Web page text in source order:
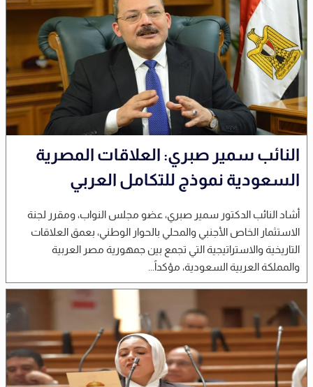
النائب سمير صبري: العلاقات المصرية
السعودية نموذج للتكامل العربي
أشاد النائب الدكتور سمير صبري، عضو مجلس النواب، ومقرر لجنة
الاستثمار الخاص الأجنبي والمحلي بالحوار الوطني، بعمق العلاقات
التاريخية والاستراتيجية التي تجمع بين جمهورية مصر العربية
والمملكة العربية السعودية، مؤكداً...